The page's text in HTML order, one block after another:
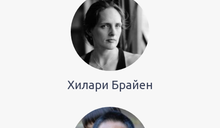
Хилари Брайен